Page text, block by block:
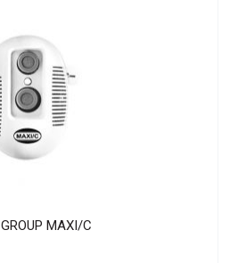
MAXI/C